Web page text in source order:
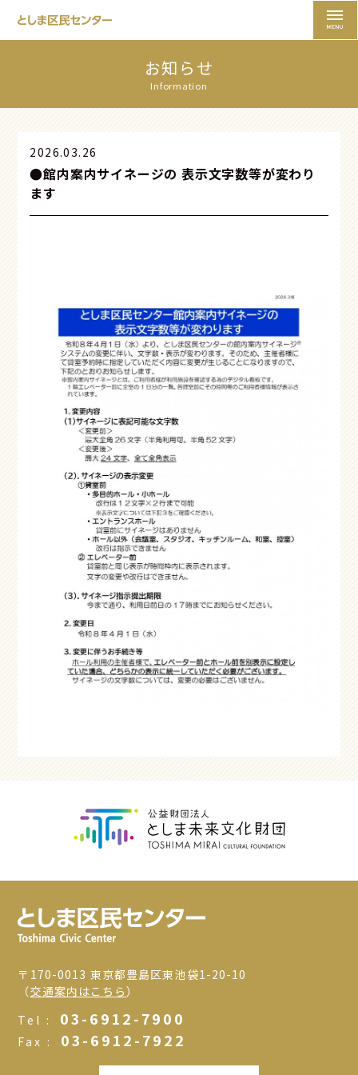
お知らせ
Information
2026.03.26
●館内案内サイネージの 表示文字数等が変わり
ます
〒170-0013 東京都豊島区東池袋1-20-10
（交通案内はこちら）
Tel : 03-6912-7900
Fax : 03-6912-7922